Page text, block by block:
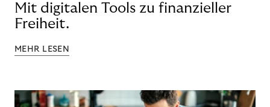
Mit digitalen Tools zu finanzieller
Freiheit.
MEHR LESEN